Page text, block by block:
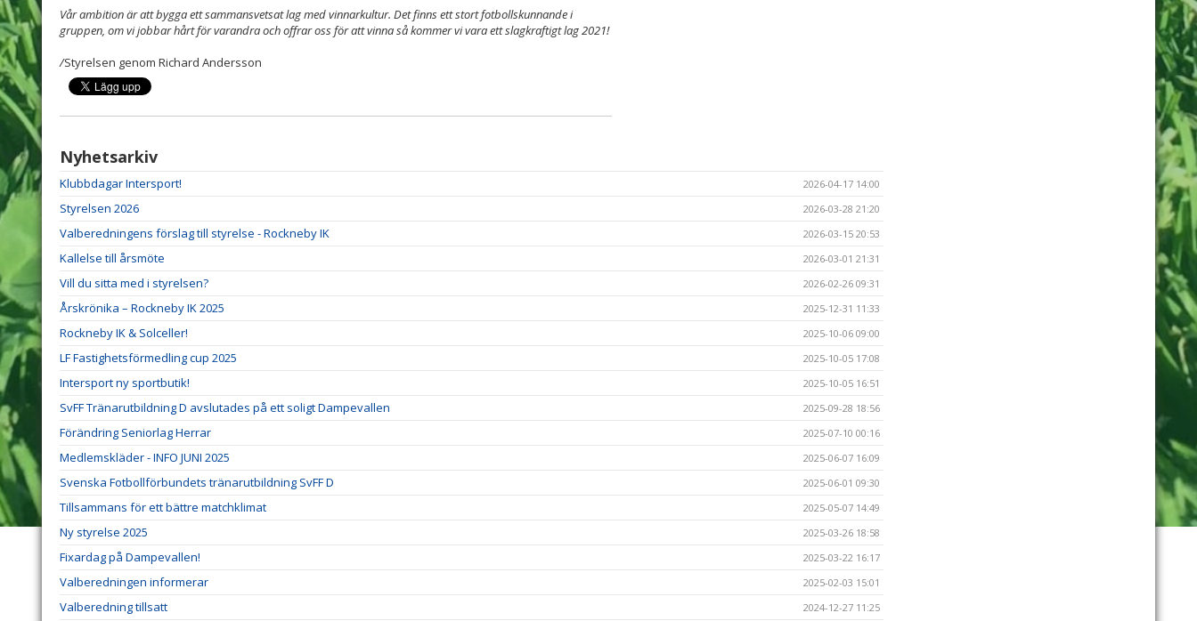
Vår ambition är att bygga ett sammansvetsat lag med vinnarkultur. Det finns ett stort fotbollskunnande i
gruppen, om vi jobbar hårt för varandra och offrar oss för att vinna så kommer vi vara ett slagkraftigt lag 2021!​
/Styrelsen genom Richard Andersson
Nyhetsarkiv
Klubbdagar Intersport! 2026-04-17 14:00
Styrelsen 2026 2026-03-28 21:20
Valberedningens förslag till styrelse - Rockneby IK 2026-03-15 20:53
Kallelse till årsmöte 2026-03-01 21:31
Vill du sitta med i styrelsen? 2026-02-26 09:31
Årskrönika – Rockneby IK 2025 2025-12-31 11:33
Rockneby IK & Solceller! 2025-10-06 09:00
LF Fastighetsförmedling cup 2025 2025-10-05 17:08
Intersport ny sportbutik! 2025-10-05 16:51
SvFF Tränarutbildning D avslutades på ett soligt Dampevallen 2025-09-28 18:56
Förändring Seniorlag Herrar 2025-07-10 00:16
Medlemskläder - INFO JUNI 2025 2025-06-07 16:09
Svenska Fotbollförbundets tränarutbildning SvFF D 2025-06-01 09:30
Tillsammans för ett bättre matchklimat 2025-05-07 14:49
Ny styrelse 2025 2025-03-26 18:58
Fixardag på Dampevallen! 2025-03-22 16:17
Valberedningen informerar 2025-02-03 15:01
Valberedning tillsatt 2024-12-27 11:25